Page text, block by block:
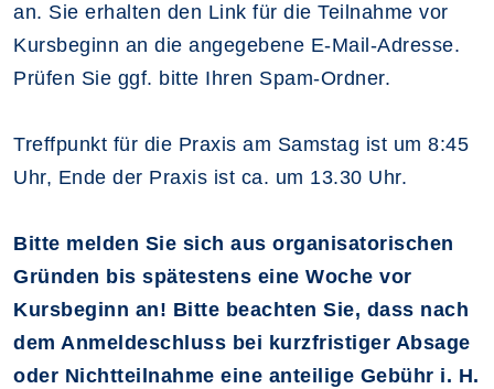
an. Sie erhalten den Link für die Teilnahme vor
Kursbeginn an die angegebene E-Mail-Adresse.
Prüfen Sie ggf. bitte Ihren Spam-Ordner.
Treffpunkt für die Praxis am Samstag ist um 8:45
Uhr, Ende der Praxis ist ca. um 13.30 Uhr.
Bitte melden Sie sich aus organisatorischen
Gründen bis spätestens eine Woche vor
Kursbeginn an! Bitte beachten Sie, dass nach
dem Anmeldeschluss bei kurzfristiger Absage
oder Nichtteilnahme eine anteilige Gebühr i. H.